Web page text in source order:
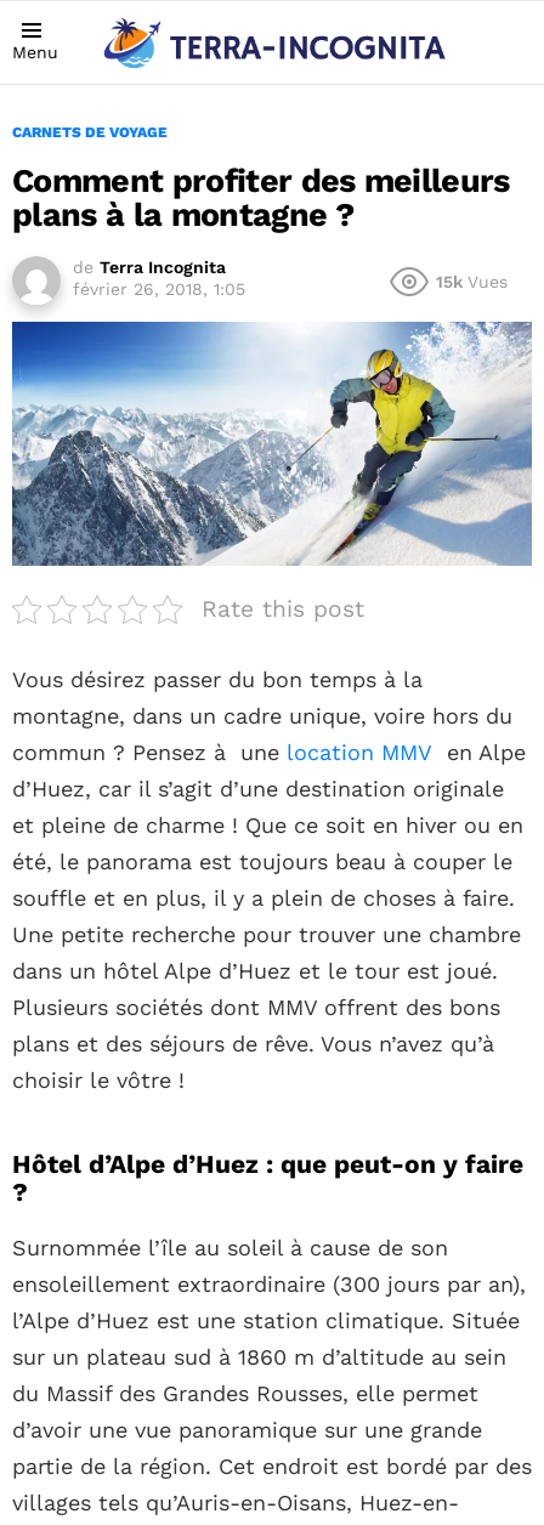
Menu
CARNETS DE VOYAGE
Comment profiter des meilleurs
plans à la montagne ?
de Terra Incognita
février 26, 2018, 1:05
15k Vues
Rate this post
Vous désirez passer du bon temps à la
montagne, dans un cadre unique, voire hors du
commun ? Pensez à une location MMV en Alpe
d’Huez, car il s’agit d’une destination originale
et pleine de charme ! Que ce soit en hiver ou en
été, le panorama est toujours beau à couper le
souffle et en plus, il y a plein de choses à faire.
Une petite recherche pour trouver une chambre
dans un hôtel Alpe d’Huez et le tour est joué.
Plusieurs sociétés dont MMV offrent des bons
plans et des séjours de rêve. Vous n’avez qu’à
choisir le vôtre !
Hôtel d’Alpe d’Huez : que peut-on y faire
?
Surnommée l’île au soleil à cause de son
ensoleillement extraordinaire (300 jours par an),
l’Alpe d’Huez est une station climatique. Située
sur un plateau sud à 1860 m d’altitude au sein
du Massif des Grandes Rousses, elle permet
d’avoir une vue panoramique sur une grande
partie de la région. Cet endroit est bordé par des
villages tels qu’Auris-en-Oisans, Huez-en-